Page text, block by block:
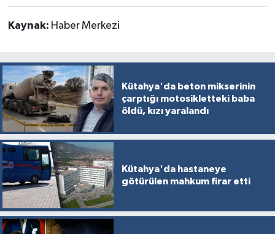
Kaynak: Haber Merkezi
Kütahya'da beton mikserinin
çarptığı motosikletteki baba
öldü, kızı yaralandı
Kütahya'da hastaneye
götürülen mahkum firar etti